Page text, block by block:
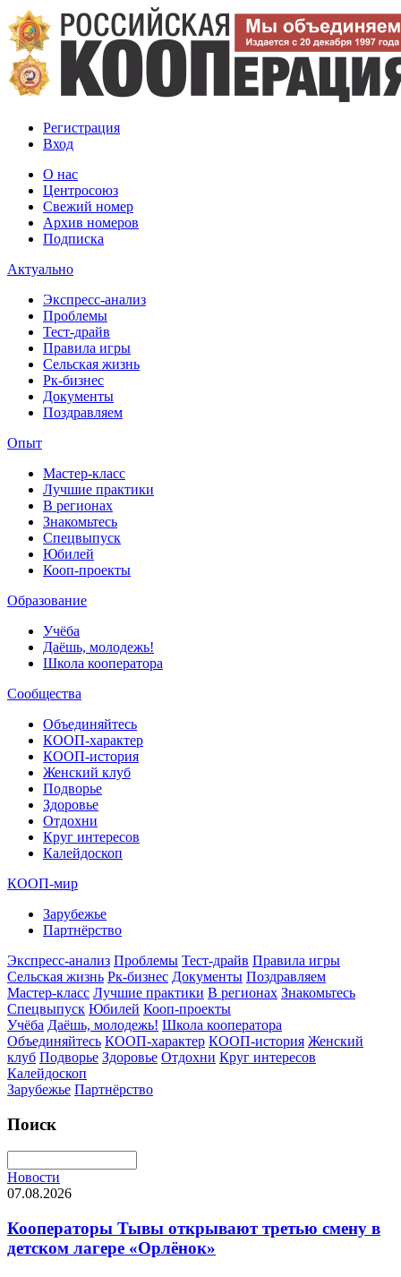
Регистрация
Вход
О нас
Центросоюз
Свежий номер
Архив номеров
Подписка
Актуально
Экспресс-анализ
Проблемы
Тест-драйв
Правила игры
Сельская жизнь
Рк-бизнес
Документы
Поздравляем
Опыт
Мастер-класс
Лучшие практики
В регионах
Знакомьтесь
Спецвыпуск
Юбилей
Кооп-проекты
Образование
Учёба
Даёшь, молодежь!
Школа кооператора
Сообщества
Объединяйтесь
КООП-характер
КООП-история
Женский клуб
Подворье
Здоровье
Отдохни
Круг интересов
Калейдоскоп
КООП-мир
Зарубежье
Партнёрство
Экспресс-анализ Проблемы Тест-драйв Правила игры
Сельская жизнь Рк-бизнес Документы Поздравляем
Мастер-класс Лучшие практики В регионах Знакомьтесь
Спецвыпуск Юбилей Кооп-проекты
Учёба Даёшь, молодежь! Школа кооператора
Объединяйтесь КООП-характер КООП-история Женский
клуб Подворье Здоровье Отдохни Круг интересов
Калейдоскоп
Зарубежье Партнёрство
Поиск
Новости
07.08.2026
Кооператоры Тывы открывают третью смену в
детском лагере «Орлёнок»